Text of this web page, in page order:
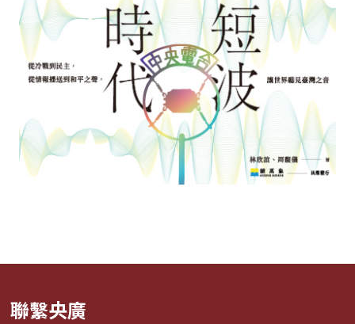
聯繫央廣